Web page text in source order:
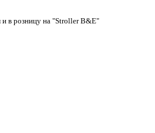
и в розницу на "Stroller B&E"